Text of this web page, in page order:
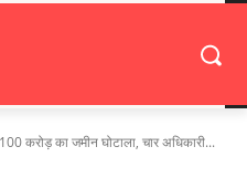
करोड़ का जमीन घोटाला, चार अधिकारी...